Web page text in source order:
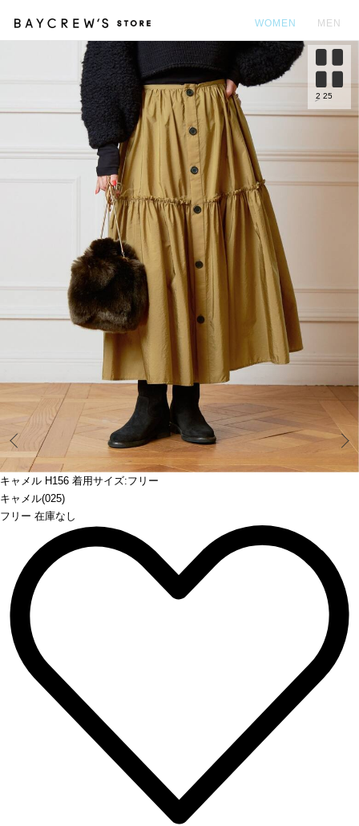
WOMEN MEN
キャメル H156 着用サイズ:フリー
キャメル(025)
フリー 在庫なし
Prev
2 25